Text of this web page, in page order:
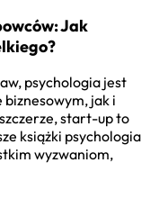
Jak
psychologia jest
jak i
start-up to
książki psychologia
wyzwaniom,